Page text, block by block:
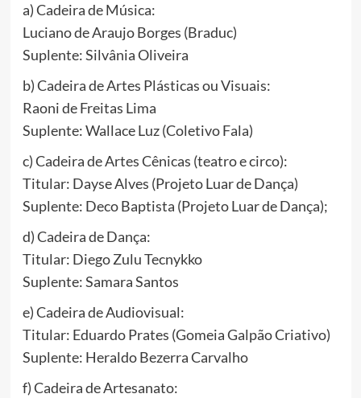
a) Cadeira de Música:
Luciano de Araujo Borges (Braduc)
Suplente: Silvânia Oliveira
b) Cadeira de Artes Plásticas ou Visuais:
Raoni de Freitas Lima
Suplente: Wallace Luz (Coletivo Fala)
c) Cadeira de Artes Cênicas (teatro e circo):
Titular: Dayse Alves (Projeto Luar de Dança)
Suplente: Deco Baptista (Projeto Luar de Dança);
d) Cadeira de Dança:
Titular: Diego Zulu Tecnykko
Suplente: Samara Santos
e) Cadeira de Audiovisual:
Titular: Eduardo Prates (Gomeia Galpão Criativo)
Suplente: Heraldo Bezerra Carvalho
f) Cadeira de Artesanato: